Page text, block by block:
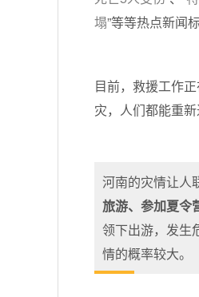
塌”等等热点新闻
目前，救援工作
灾，人们都能重新
河南的灾情让人
旅游、参加夏令
领下出游，发生
情的概率较大。